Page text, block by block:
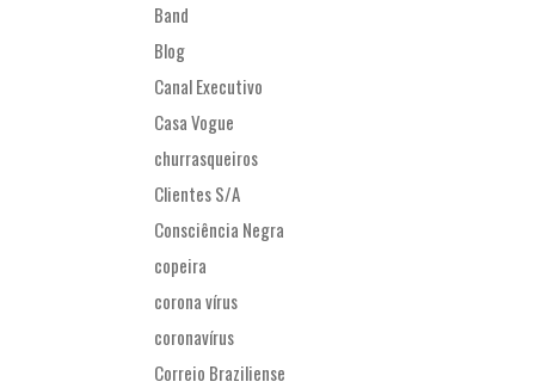
Band
Blog
Canal Executivo
Casa Vogue
churrasqueiros
Clientes S/A
Consciência Negra
copeira
corona vírus
coronavírus
Correio Braziliense